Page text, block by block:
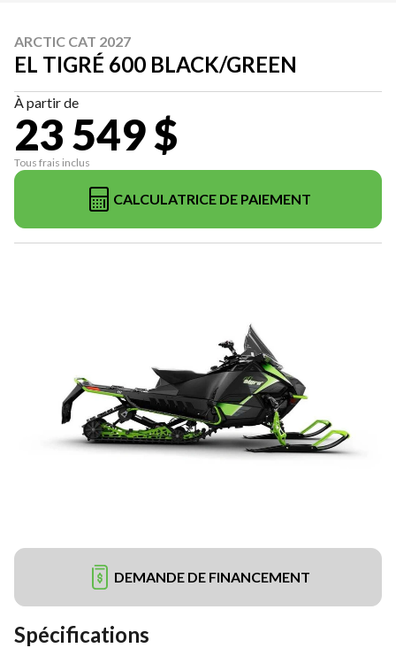
ARCTIC CAT 2027
EL TIGRÉ 600 BLACK/GREEN
À partir de
23 549 $
Tous frais inclus
CALCULATRICE DE PAIEMENT
DEMANDE DE FINANCEMENT
Spécifications